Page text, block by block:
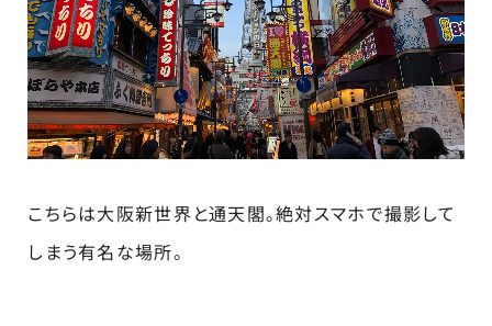
こちらは大阪新世界と通天閣。絶対スマホで撮影して
しまう有名な場所。